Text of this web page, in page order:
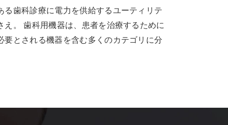
العربية
歯科診療に電力を供給するユーティリテ
。 歯科用機器は、患者を治療するために
とされる機器を含む多くのカテゴリに分